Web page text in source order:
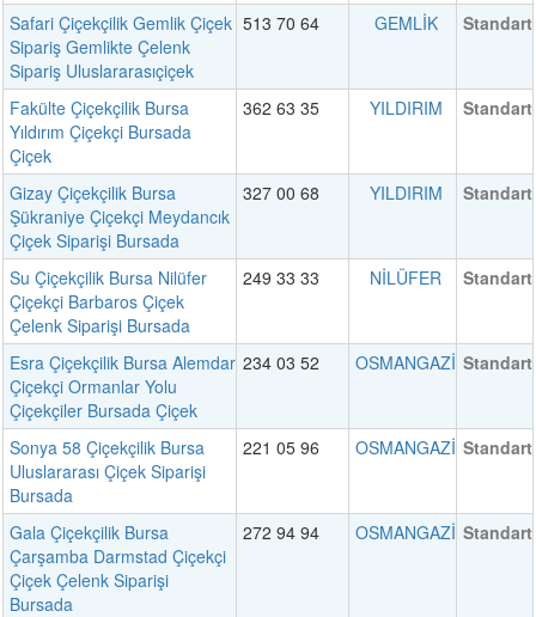
Safari Çiçekçilik Gemlik Çiçek
Sipariş Gemlikte Çelenk
Sipariş Uluslararasıçiçek
513 70 64 GEMLİK Standart
Fakülte Çiçekçilik Bursa
Yıldırım Çiçekçi Bursada
Çiçek
362 63 35 YILDIRIM Standart
Gizay Çiçekçilik Bursa
Şükraniye Çiçekçi Meydancık
Çiçek Siparişi Bursada
327 00 68 YILDIRIM Standart
Su Çiçekçilik Bursa Nilüfer
Çiçekçi Barbaros Çiçek
Çelenk Siparişi Bursada
249 33 33 NİLÜFER Standart
Esra Çiçekçilik Bursa Alemdar
Çiçekçi Ormanlar Yolu
Çiçekçiler Bursada Çiçek
234 03 52 OSMANGAZİ Standart
Sonya 58 Çiçekçilik Bursa
Uluslararası Çiçek Siparişi
Bursada
221 05 96 OSMANGAZİ Standart
Gala Çiçekçilik Bursa
Çarşamba Darmstad Çiçekçi
Çiçek Çelenk Siparişi
Bursada
272 94 94 OSMANGAZİ Standart